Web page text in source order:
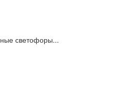
светофоры...